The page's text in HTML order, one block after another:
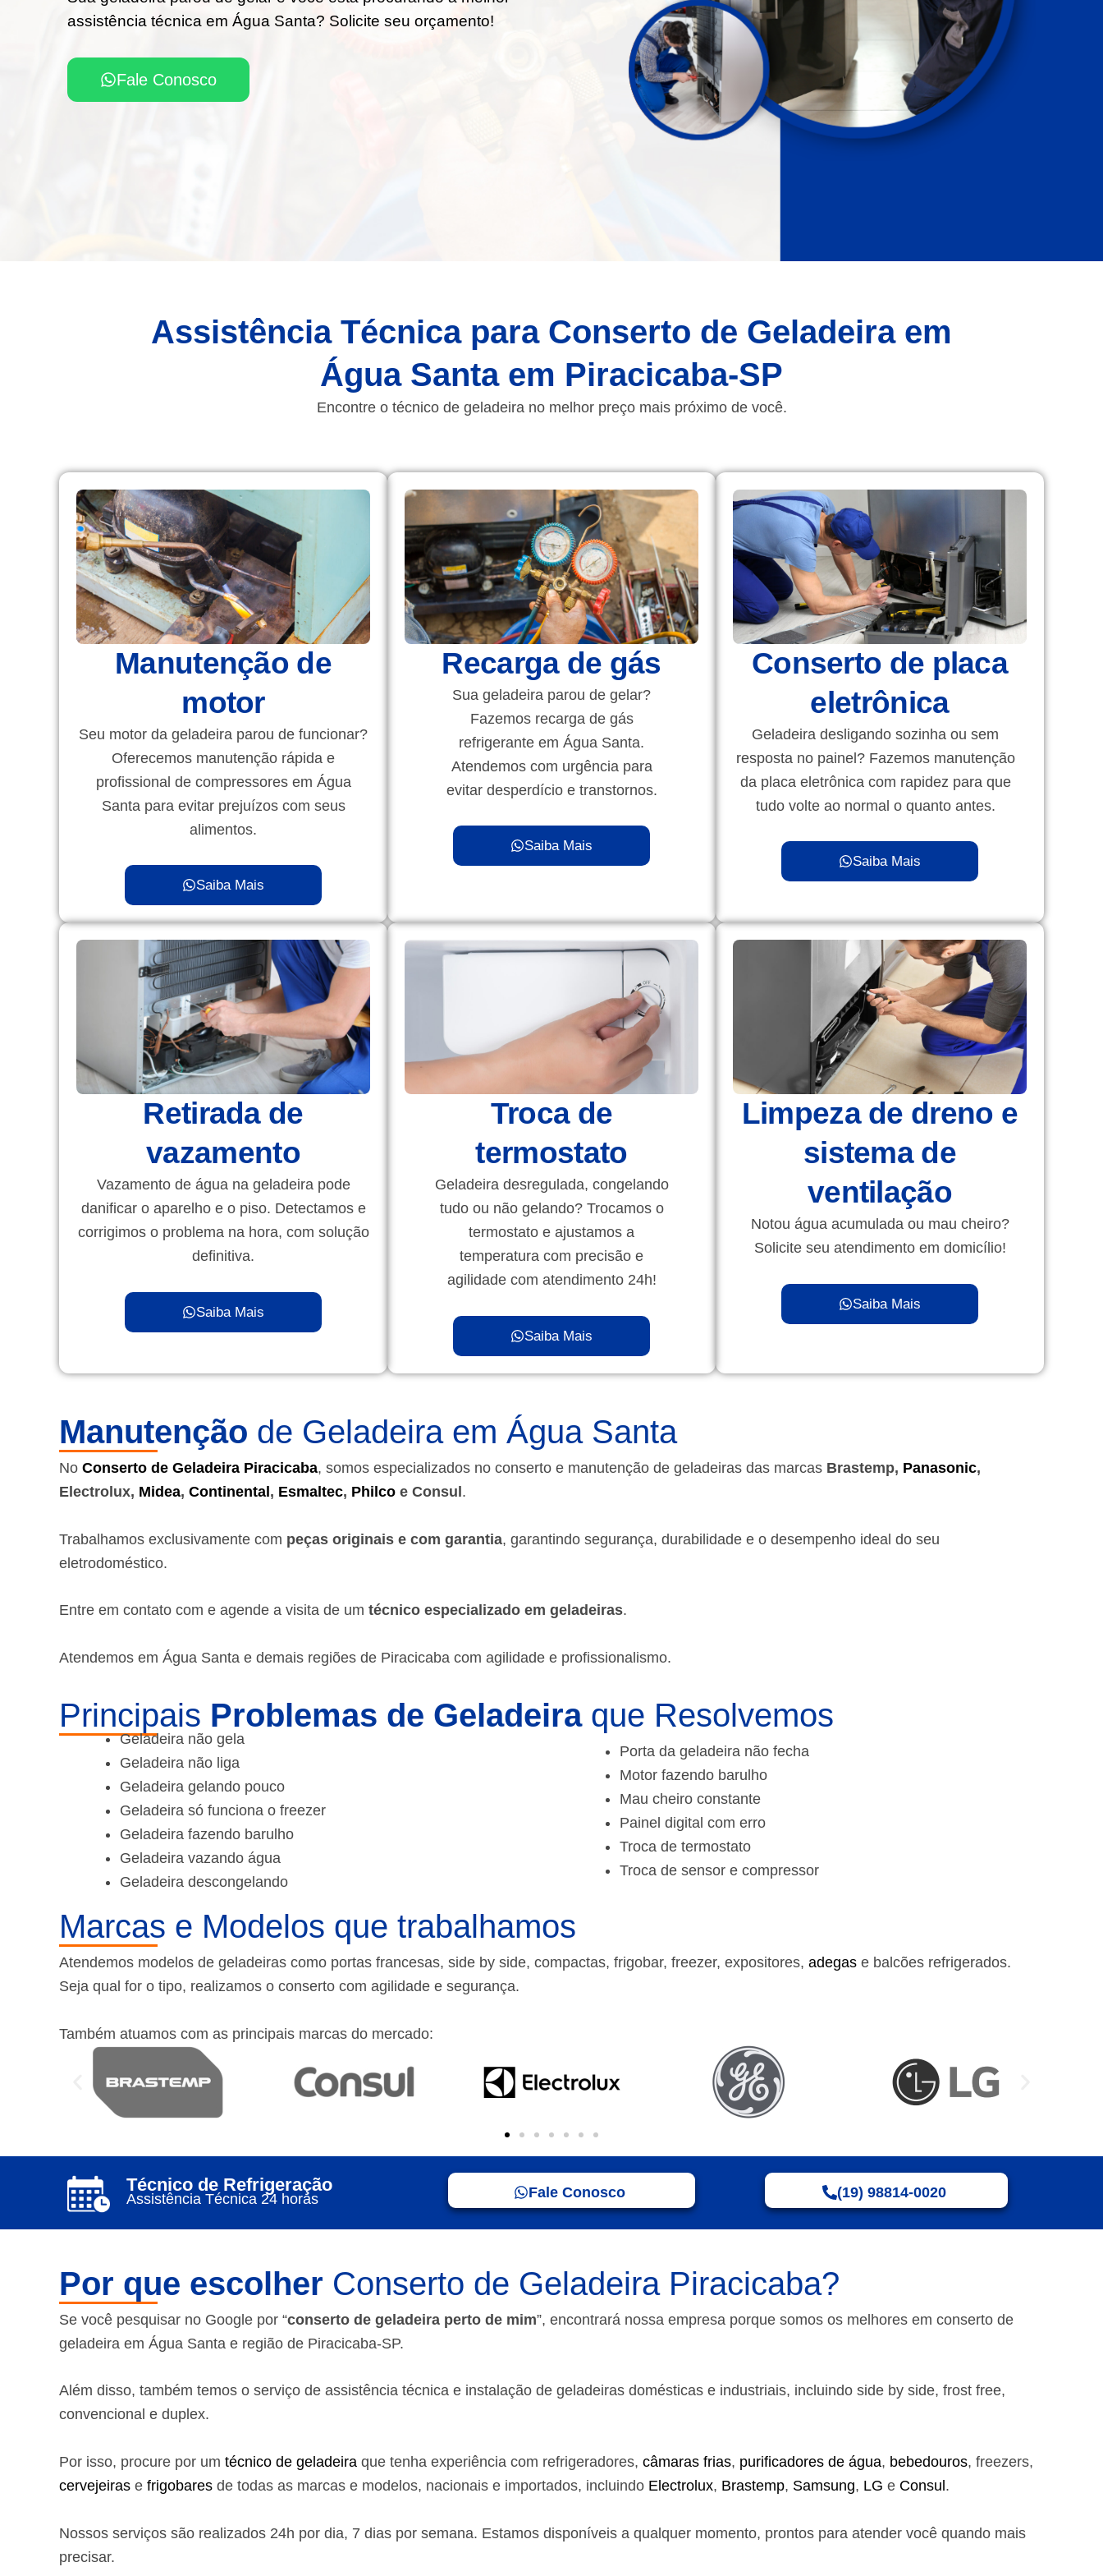
assistência técnica em Água Santa? Solicite seu orçamento!
Fale Conosco
Assistência Técnica para Conserto de Geladeira em
Água Santa em Piracicaba-SP
Encontre o técnico de geladeira no melhor preço mais próximo de você.
Manutenção de
motor
Seu motor da geladeira parou de funcionar?
Oferecemos manutenção rápida e
profissional de compressores em Água
Santa para evitar prejuízos com seus
alimentos.
Saiba Mais
Recarga de gás
Sua geladeira parou de gelar?
Fazemos recarga de gás
refrigerante em Água Santa.
Atendemos com urgência para
evitar desperdício e transtornos.
Saiba Mais
Conserto de placa
eletrônica
Geladeira desligando sozinha ou sem
resposta no painel? Fazemos manutenção
da placa eletrônica com rapidez para que
tudo volte ao normal o quanto antes.
Saiba Mais
Retirada de
vazamento
Vazamento de água na geladeira pode
danificar o aparelho e o piso. Detectamos e
corrigimos o problema na hora, com solução
definitiva.
Saiba Mais
Troca de
termostato
Geladeira desregulada, congelando
tudo ou não gelando? Trocamos o
termostato e ajustamos a
temperatura com precisão e
agilidade com atendimento 24h!
Saiba Mais
Limpeza de dreno e
sistema de
ventilação
Notou água acumulada ou mau cheiro?
Solicite seu atendimento em domicílio!
Saiba Mais
Manutenção de Geladeira em Água Santa
No Conserto de Geladeira Piracicaba, somos especializados no conserto e manutenção de geladeiras das marcas Brastemp, Panasonic,
Electrolux, Midea, Continental, Esmaltec, Philco e Consul.
Trabalhamos exclusivamente com peças originais e com garantia, garantindo segurança, durabilidade e o desempenho ideal do seu
eletrodoméstico.
Entre em contato com e agende a visita de um técnico especializado em geladeiras.
Atendemos em Água Santa e demais regiões de Piracicaba com agilidade e profissionalismo.
Principais Problemas de Geladeiraque Resolvemos
Geladeira não gela
Geladeira não liga
Geladeira gelando pouco
Geladeira só funciona o freezer
Geladeira fazendo barulho
Geladeira vazando água
Geladeira descongelando
Porta da geladeira não fecha
Motor fazendo barulho
Mau cheiro constante
Painel digital com erro
Troca de termostato
Troca de sensor e compressor
Marcas e Modelos que trabalhamos
Atendemos modelos de geladeiras como portas francesas, side by side, compactas, frigobar, freezer, expositores, adegas e balcões refrigerados.
Seja qual for o tipo, realizamos o conserto com agilidade e segurança.
Também atuamos com as principais marcas do mercado:
Técnico de Refrigeração
Assistência Técnica 24 horas Fale Conosco (19) 98814-0020
Por que escolher Conserto de Geladeira Piracicaba?
Se você pesquisar no Google por “conserto de geladeira perto de mim”, encontrará nossa empresa porque somos os melhores em conserto de
geladeira em Água Santa e região de Piracicaba-SP.
Além disso, também temos o serviço de assistência técnica e instalação de geladeiras domésticas e industriais, incluindo side by side, frost free,
convencional e duplex.
Por isso, procure por um técnico de geladeira que tenha experiência com refrigeradores, câmaras frias, purificadores de água, bebedouros, freezers,
cervejeiras e frigobares de todas as marcas e modelos, nacionais e importados, incluindo Electrolux, Brastemp, Samsung, LG e Consul .
Nossos serviços são realizados 24h por dia, 7 dias por semana. Estamos disponíveis a qualquer momento, prontos para atender você quando mais
precisar.